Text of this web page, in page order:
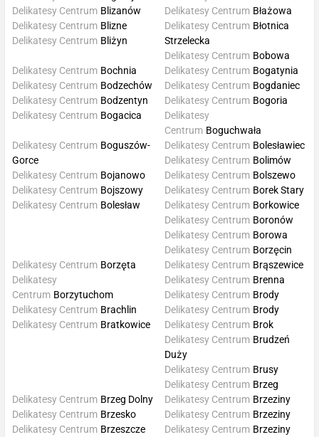
Delikatesy Centrum Blizanów
Delikatesy Centrum Blizne
Delikatesy Centrum Bliżyn
Delikatesy Centrum Błażowa
Delikatesy Centrum Błotnica
Strzelecka
Delikatesy Centrum Bobowa
Delikatesy Centrum Bochnia
Delikatesy Centrum Bodzechów
Delikatesy Centrum Bodzentyn
Delikatesy Centrum Bogacica
Delikatesy Centrum Bogatynia
Delikatesy Centrum Bogdaniec
Delikatesy Centrum Bogoria
Delikatesy
Centrum Boguchwała
Delikatesy Centrum Boguszów-
Gorce
Delikatesy Centrum Bojanowo
Delikatesy Centrum Bojszowy
Delikatesy Centrum Bolesław
Delikatesy Centrum Bolesławiec
Delikatesy Centrum Bolimów
Delikatesy Centrum Bolszewo
Delikatesy Centrum Borek Stary
Delikatesy Centrum Borkowice
Delikatesy Centrum Boronów
Delikatesy Centrum Borowa
Delikatesy Centrum Borzęcin
Delikatesy Centrum Borzęta
Delikatesy
Centrum Borzytuchom
Delikatesy Centrum Brachlin
Delikatesy Centrum Bratkowice
Delikatesy Centrum Brąszewice
Delikatesy Centrum Brenna
Delikatesy Centrum Brody
Delikatesy Centrum Brody
Delikatesy Centrum Brok
Delikatesy Centrum Brudzeń
Duży
Delikatesy Centrum Brusy
Delikatesy Centrum Brzeg
Delikatesy Centrum Brzeg Dolny
Delikatesy Centrum Brzesko
Delikatesy Centrum Brzeszcze
Delikatesy Centrum Brzeziny
Delikatesy Centrum Brzeziny
Delikatesy Centrum Brzeziny